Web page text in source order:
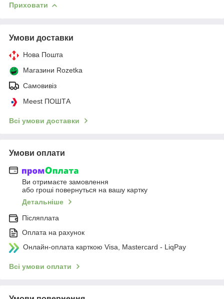
Приховати
Умови доставки
Нова Пошта
Магазини Rozetka
Самовивіз
Meest ПОШТА
Всі умови доставки
Умови оплати
Ви отримаєте замовлення
або гроші повернуться на вашу картку
Детальніше
Післяплата
Оплата на рахунок
Онлайн-оплата карткою Visa, Mastercard - LiqPay
Всі умови оплати